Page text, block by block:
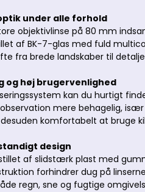
under alle forhold
objektivlinse på 80 mm
af BK-7-glas med fuld
fra brede landskaber til
og høj brugervenlighed
kan du hurtigt
mere behagelig,
komfortabelt at bruge
design
af slidstærk plast med
forhindrer dug på
regn, sne og fugtige